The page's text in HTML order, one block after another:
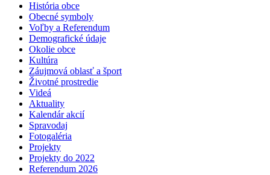
História obce
Obecné symboly
Voľby a Referendum
Demografické údaje
Okolie obce
Kultúra
Záujmová oblasť a šport
Životné prostredie
Videá
Aktuality
Kalendár akcií
Spravodaj
Fotogaléria
Projekty
Projekty do 2022
Referendum 2026